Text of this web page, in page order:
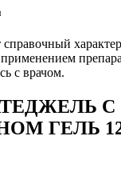
с врачом.
С
ГЕЛЬ